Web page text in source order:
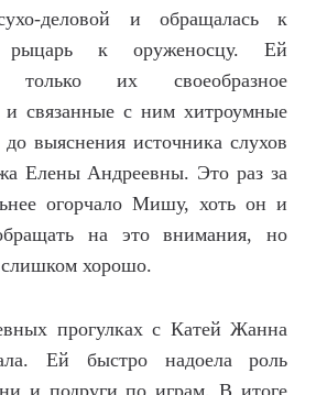
деловой и обращалась к
к оруженосцу. Ей
только их своеобразное
и связанные с ним хитроумные
выяснения источника слухов
Елены Андреевны. Это раз за
огорчало Мишу, хоть он и
на это внимания, но
слишком хорошо.
прогулках с Катей Жанна
Ей быстро надоела роль
и подруги по играм. В итоге